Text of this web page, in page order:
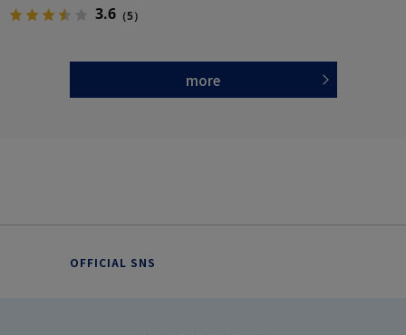
3.6 （5）
more
OFFICIAL SNS